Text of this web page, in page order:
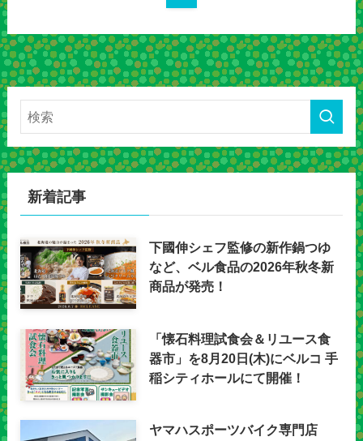
新着記事
下國伸シェフ監修の新作鍋つゆ
など、ベル食品の2026年秋冬新
商品が発売！
「懐石料理試食会＆リユース食
器市」を8月20日(木)にベルコ 手
稲シティホールにて開催！
ヤマハスポーツバイク専門店